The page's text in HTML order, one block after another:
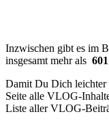
Inzwischen gibt es im
insgesamt mehr als
Damit Du Dich leichter
Seite alle VLOG-
Liste aller VLOG-